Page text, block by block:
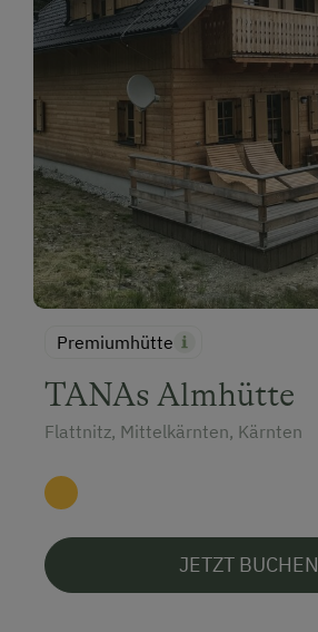
Premiumhütte
TANAs Almhütte
Flattnitz, Mittelkärnten, Kärnten
JETZT BUCHEN